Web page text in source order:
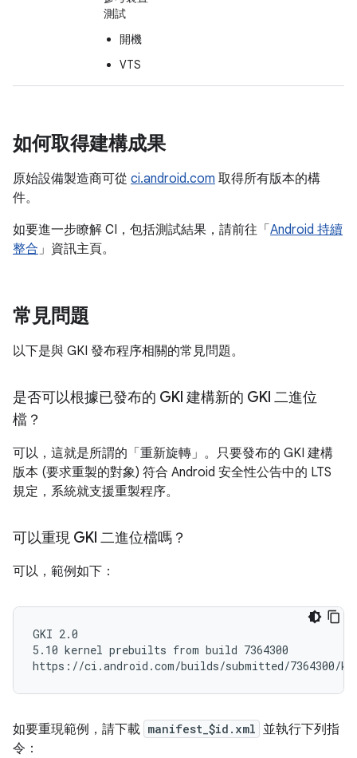
測試
開機
VTS
如何取得建構成果
原始設備製造商可從 ci.android.com 取得所有版本的構
件。
如要進一步瞭解 CI，包括測試結果，請前往「 Android 持續
整合」資訊主頁。
常見問題
以下是與 GKI 發布程序相關的常見問題。
是否可以根據已發布的 GKI 建構新的 GKI 二進位
檔？
可以，這就是所謂的「重新旋轉」。只要發布的 GKI 建構
版本 (要求重製的對象) 符合 Android 安全性公告中的 LTS
規定，系統就支援重製程序。
可以重現 GKI 二進位檔嗎？
可以，範例如下：
GKI 2.0
5.10 kernel prebuilts from build 7364300
如要重現範例，請下載 manifest_$id.xml 並執行下列指
令：